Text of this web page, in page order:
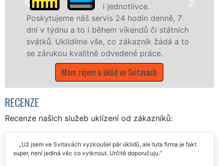
Levné úklidové služby
nabízíme pro všechny obchodní společnosti,
státní podniky, ale i domácnosti v celém
Pardubickém kraji s jistotou čistoty.
Mám zájem o úklidové služby ve Svitavách
RECENZE
Recenze našich služeb uklízení od zákazníků:
Už jsem ve Svitavách vyzkoušel pár úklidů, ale tuta firma je fakt
super, není jediná věc co vytknout. Určitě doporučuju.